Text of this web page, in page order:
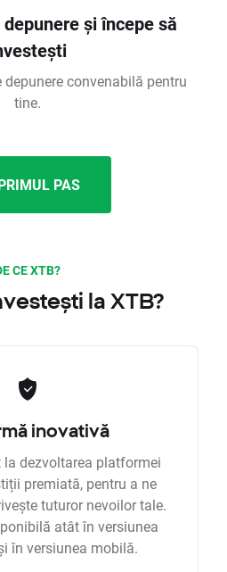
și începe să
convenabilă pentru
tine.
PAS
CE XTB?
la XTB?
inovativă
dezvoltarea platformei
premiată, pentru a ne
tuturor nevoilor tale.
atât în versiunea
în versiunea mobilă.